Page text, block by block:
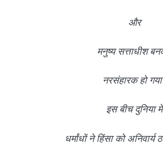
और
मनुष्य सत्ताधीश
नरसंहारक हो
इस बीच दुनिया में
धर्मांधों ने हिंसा को अनिवार्य